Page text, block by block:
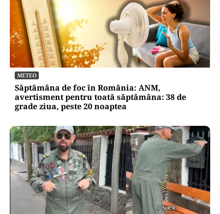
METEO
Săptămâna de foc în România: ANM,
avertisment pentru toată săptămâna: 38 de
grade ziua, peste 20 noaptea